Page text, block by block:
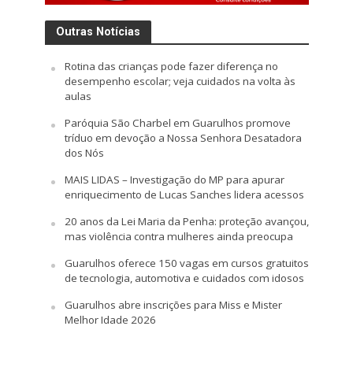
Outras Notícias
Rotina das crianças pode fazer diferença no
desempenho escolar; veja cuidados na volta às
aulas
Paróquia São Charbel em Guarulhos promove
tríduo em devoção a Nossa Senhora Desatadora
dos Nós
MAIS LIDAS – Investigação do MP para apurar
enriquecimento de Lucas Sanches lidera acessos
20 anos da Lei Maria da Penha: proteção avançou,
mas violência contra mulheres ainda preocupa
Guarulhos oferece 150 vagas em cursos gratuitos
de tecnologia, automotiva e cuidados com idosos
Guarulhos abre inscrições para Miss e Mister
Melhor Idade 2026